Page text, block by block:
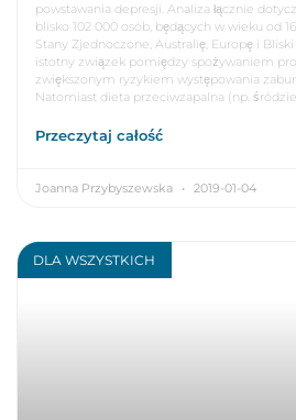
powstawania depresji. Analiza łącznie
blisko 102 000 osób, będących w wieku od
Stany Zjednoczone, Australię, Europę i
istotny związek pomiędzy spożywaniem
zwiększonym ryzykiem występowania
Natomiast dieta przeciwzapalna (np.
Przeczytaj całość
Joanna Przybyszewska 2019-01-04
DLA WSZYSTKICH